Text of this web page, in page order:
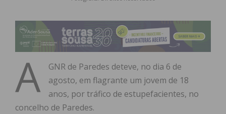
A
GNR de Paredes deteve, no dia 6 de
agosto, em flagrante um jovem de 18
anos, por tráfico de estupefacientes, no
concelho de Paredes.